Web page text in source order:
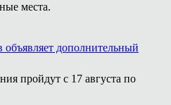
места.
объявляет дополнительный
пройдут с 17 августа по